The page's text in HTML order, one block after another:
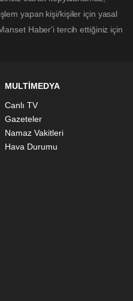
yapan kişi/kişiler için yasal
Haber'i tercih ettiğiniz için
MULTİMEDYA
Canlı TV
Gazeteler
Namaz Vakitleri
Hava Durumu